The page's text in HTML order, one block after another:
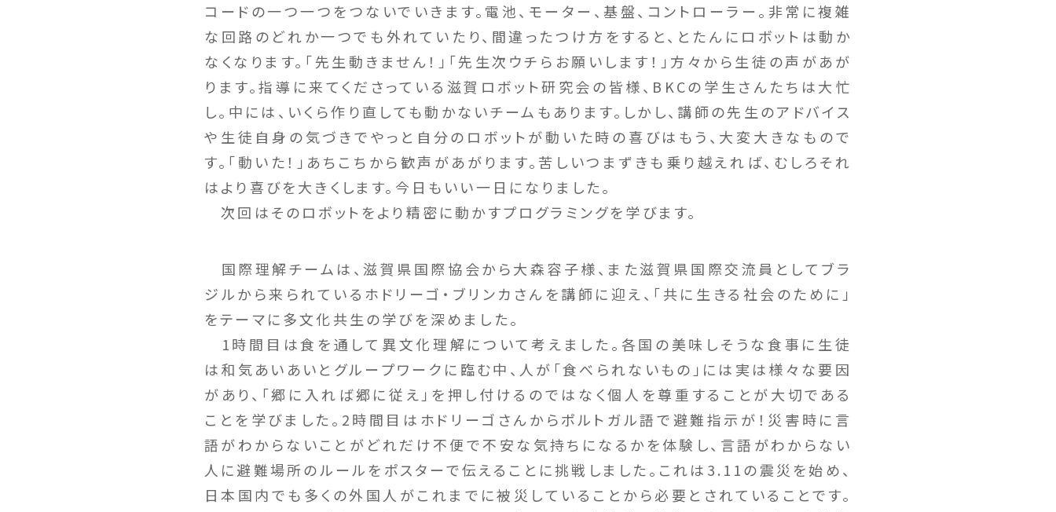
コードの一つ一つをつないでいきます。電池、モーター、基盤、コントローラー。非常に複雑
な回路のどれか一つでも外れていたり、間違ったつけ方をすると、とたんにロボットは動か
なくなります。「先生動きません！」「先生次ウチらお願いします！」方々から生徒の声があが
ります。指導に来てくださっている滋賀ロボット研究会の皆様、BKCの学生さんたちは大忙
し。中には、いくら作り直しても動かないチームもあります。しかし、講師の先生のアドバイス
や生徒自身の気づきでやっと自分のロボットが動いた時の喜びはもう、大変大きなもので
す。「動いた！」あちこちから歓声があがります。苦しいつまずきも乗り越えれば、むしろそれ
はより喜びを大きくします。今日もいい一日になりました。
次回はそのロボットをより精密に動かすプログラミングを学びます。
国際理解チームは、滋賀県国際協会から大森容子様、また滋賀県国際交流員としてブラ
ジルから来られているホドリーゴ・ブリンカさんを講師に迎え、「共に生きる社会のために」
をテーマに多文化共生の学びを深めました。
1時間目は食を通して異文化理解について考えました。各国の美味しそうな食事に生徒
は和気あいあいとグループワークに臨む中、人が「食べられないもの」には実は様々な要因
があり、「郷に入れば郷に従え」を押し付けるのではなく個人を尊重することが大切である
ことを学びました。2時間目はホドリーゴさんからポルトガル語で避難指示が！災害時に言
語がわからないことがどれだけ不便で不安な気持ちになるかを体験し、言語がわからない
人に避難場所のルールをポスターで伝えることに挑戦しました。これは3.11の震災を始め、
日本国内でも多くの外国人がこれまでに被災していることから必要とされていることです。